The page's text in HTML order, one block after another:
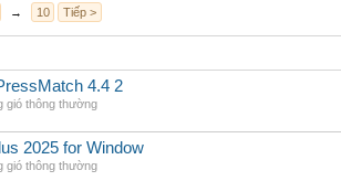
→ 10 Tiếp >
4.4 2
gió thông thường
2025 for Window
gió thông thường